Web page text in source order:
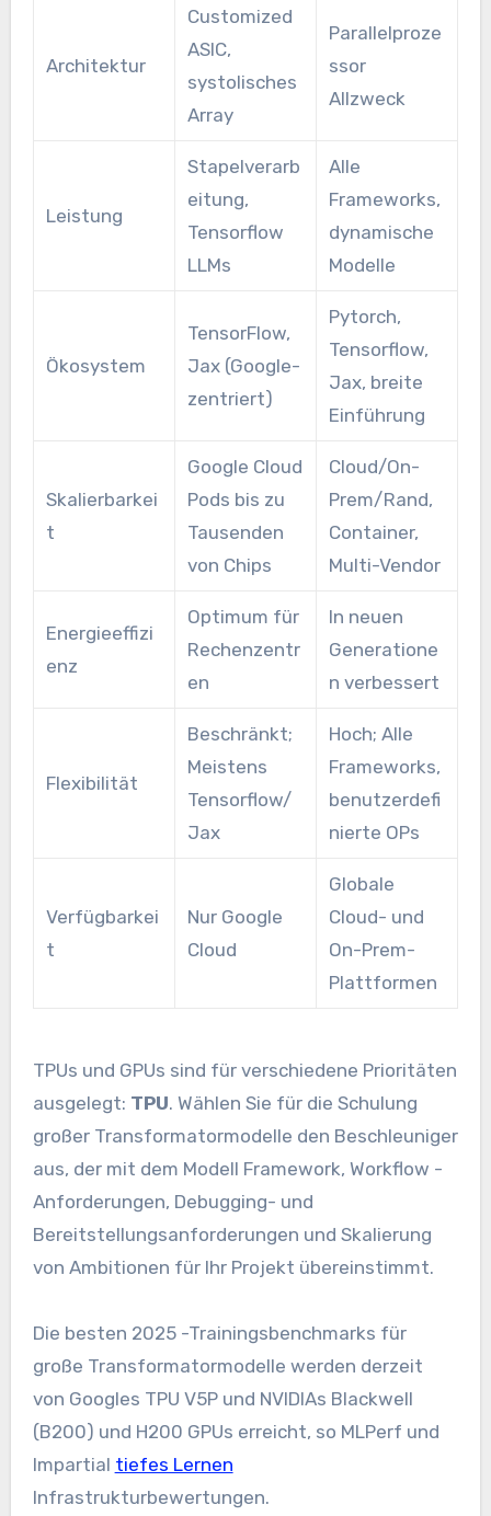
Architektur
Customized
ASIC,
systolisches
Array
Parallelproze
ssor
Allzweck
Leistung
Stapelverarb
eitung,
Tensorflow
LLMs
Alle
Frameworks,
dynamische
Modelle
Ökosystem
TensorFlow,
Jax (Google-
zentriert)
Pytorch,
Tensorflow,
Jax, breite
Einführung
Skalierbarkei
t
Google Cloud
Pods bis zu
Tausenden
von Chips
Cloud/On-
Prem/Rand,
Container,
Multi-Vendor
Energieeffizi
enz
Optimum für
Rechenzentr
en
In neuen
Generatione
n verbessert
Flexibilität
Beschränkt;
Meistens
Tensorflow/
Jax
Hoch; Alle
Frameworks,
benutzerdefi
nierte OPs
Verfügbarkei
t
Nur Google
Cloud
Globale
Cloud- und
On-Prem-
Plattformen
TPUs und GPUs sind für verschiedene Prioritäten
ausgelegt: TPU. Wählen Sie für die Schulung
großer Transformatormodelle den Beschleuniger
aus, der mit dem Modell Framework, Workflow -
Anforderungen, Debugging- und
Bereitstellungsanforderungen und Skalierung
von Ambitionen für Ihr Projekt übereinstimmt.
Die besten 2025 -Trainingsbenchmarks für
große Transformatormodelle werden derzeit
von Googles TPU V5P und NVIDIAs Blackwell
(B200) und H200 GPUs erreicht, so MLPerf und
Impartial tiefes Lernen
Infrastrukturbewertungen.